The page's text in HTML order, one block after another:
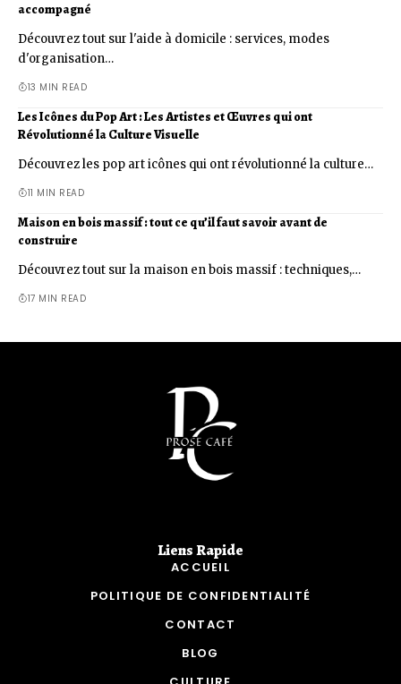
accompagné
Découvrez tout sur l'aide à domicile : services, modes
d'organisation…
13 MIN READ
Les Icônes du Pop Art : Les Artistes et Œuvres qui ont
Révolutionné la Culture Visuelle
Découvrez les pop art icônes qui ont révolutionné la culture…
11 MIN READ
Maison en bois massif : tout ce qu’il faut savoir avant de
construire
Découvrez tout sur la maison en bois massif : techniques,…
17 MIN READ
Liens Rapide​
ACCUEIL
POLITIQUE DE CONFIDENTIALITÉ
CONTACT
BLOG